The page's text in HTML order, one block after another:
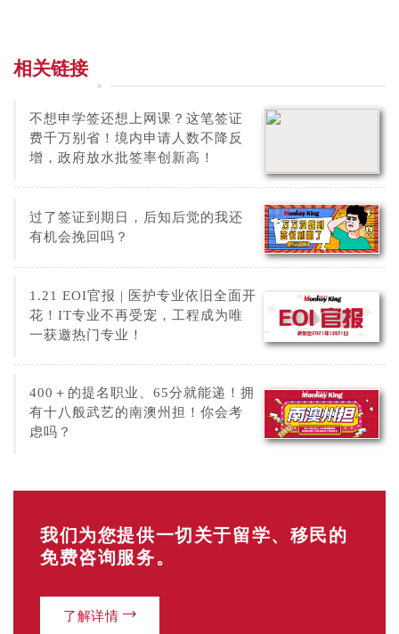
相关链接
不想申学签还想上网课？这笔签证
费千万别省！境内申请人数不降反
增，政府放水批签率创新高！
过了签证到期日，后知后觉的我还
有机会挽回吗？
1.21 EOI官报 | 医护专业依旧全面开
花！IT专业不再受宠，工程成为唯
一获邀热门专业！
400＋的提名职业、65分就能递！拥
有十八般武艺的南澳州担！你会考
虑吗？
我们为您提供一切关于留学、移民的
免费咨询服务。
了解详情